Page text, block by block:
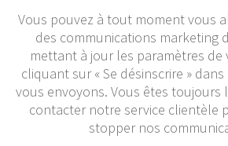
Vous pouvez à tout moment vous
des communications marketing
mettant à jour les paramètres de
cliquant sur « Se désinscrire »
vous envoyons. Vous êtes toujours
contacter notre service clientèle
stopper nos